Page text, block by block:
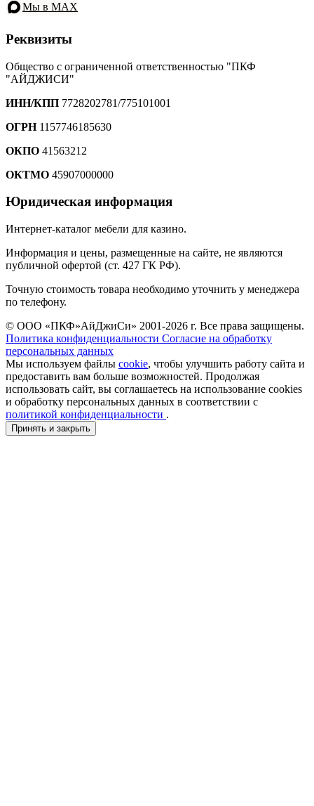
Мы в MAX
Реквизиты
Общество с ограниченной ответственностью "ПКФ
"АЙДЖИСИ"
ИНН/КПП 7728202781/775101001
ОГРН1157746185630
ОКПО 41563212
ОКТМО 45907000000
Юридическая информация
Интернет-каталог мебели для казино.
Информация и цены, размещенные на сайте, не являются
публичной офертой (ст. 427 ГК РФ).
Точную стоимость товара необходимо уточнить у менеджера
по телефону.
© ООО «ПКФ»АйДжиСи» 2001-2026 г. Все права защищены.
Политика конфиденциальности Согласие на обработку
персональных данных
Мы используем файлы cookie, чтобы улучшить работу сайта и
предоставить вам больше возможностей. Продолжая
использовать сайт, вы соглашаетесь на использование cookies
и обработку персональных данных в соответствии с
политикой конфиденциальности .
Принять и закрыть